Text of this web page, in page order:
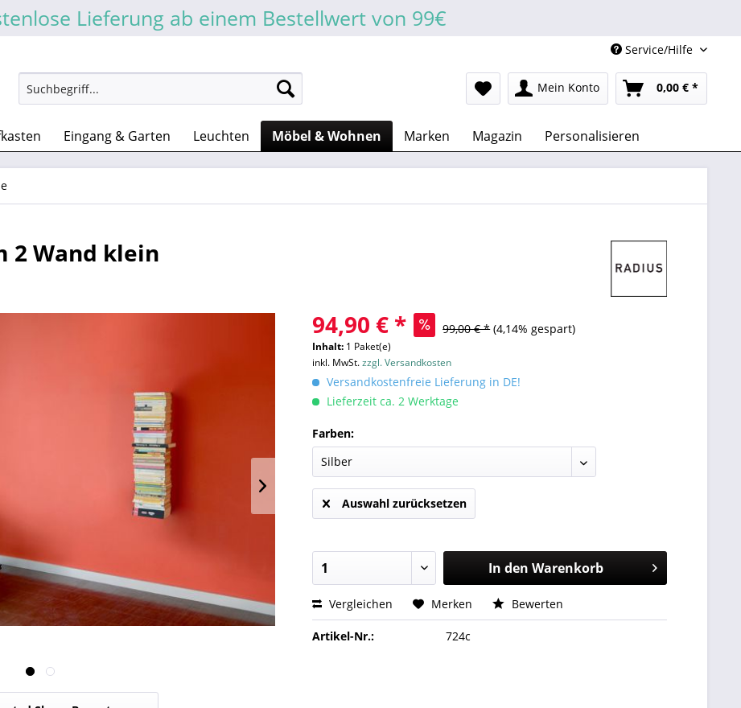
Lieferung ab einem Bestellwert von 99€
Service/Hilfe
Mein Konto 0,00 € *
Eingang & Garten Leuchten Möbel & Wohnen Marken Magazin Personalisieren
2 Wand klein
94,90 € * 99,00 € * (4,14% gespart)
Inhalt: 1 Paket(e)
inkl. MwSt.zzgl. Versandkosten
Versandkostenfreie Lieferung in DE!
Lieferzeit ca. 2 Werktage
Farben:
Auswahl zurücksetzen
In den Warenkorb
Vergleichen Merken Bewerten
Artikel-Nr.: 724c